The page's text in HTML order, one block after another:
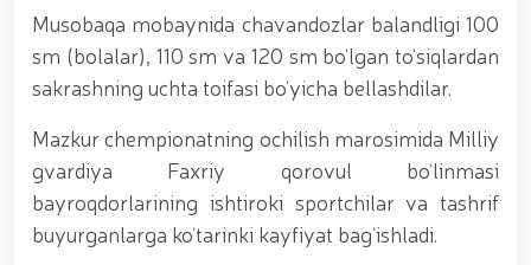
O‘zbekiston Milliy kino san'ati saroyida Milliy
gvardiya tizimidagi yoshlar bilan uchrashuv bo‘lib
o‘tdi. // Bayram kunlarida xavfsizlik toʻliq taʼminlandi
// Navroʻz shukuhi: otliq paradlar tashkil etildi //
ostida bayram sayli // Askarlar kasb-hunar
sertifikatlariga ega boʻldi // Qahramonlar xotirasi
yod etildi // Strandja turnirida Milliy gvardiya harbiy
xizmatchisi Navbahor Hamidova oltin medalni qoʻlga
kiritdi. // Iroda Ismoilova «Sodiq xizmatlari uchun»
Musobaqa mobaynida chavandozlar balandligi 100
sm (bolalar), 110 sm va 120 sm bo‘lgan to‘siqlardan
sakrashning uchta toifasi bo‘yicha bellashdilar.
Mazkur chempionatning ochilish marosimida Milliy
gvardiya Faxriy qorovul bo‘linmasi
bayroqdorlarining ishtiroki sportchilar va tashrif
buyurganlarga ko‘tarinki kayfiyat bag‘ishladi.